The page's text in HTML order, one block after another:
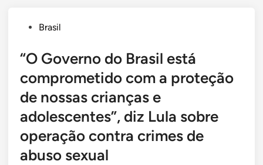
PostedBrasil
“O Governo do Brasil está
comprometido com a proteção
de nossas crianças e
adolescentes”, diz Lula sobre
operação contra crimes de
abuso sexual